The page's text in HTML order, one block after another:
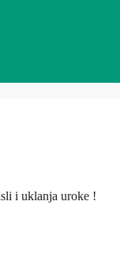
i uklanja uroke !